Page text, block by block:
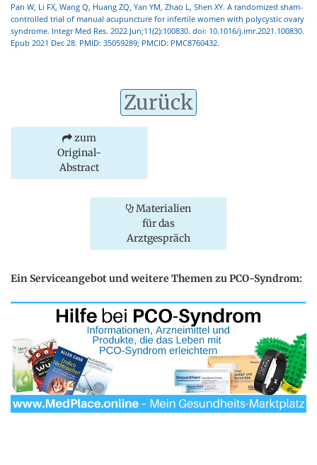
Pan W, Li FX, Wang Q, Huang ZQ, Yan YM, Zhao L, Shen XY. A randomized sham-
controlled trial of manual acupuncture for infertile women with polycystic ovary
syndrome. Integr Med Res. 2022 Jun;11(2):100830. doi: 10.1016/j.imr.2021.100830.
Epub 2021 Dec 28. PMID: 35059289; PMCID: PMC8760432.
Zurück
zum
Original-
Abstract
Materialien
für das
Arztgespräch
Ein Serviceangebot und weitere Themen zu PCO-Syndrom: